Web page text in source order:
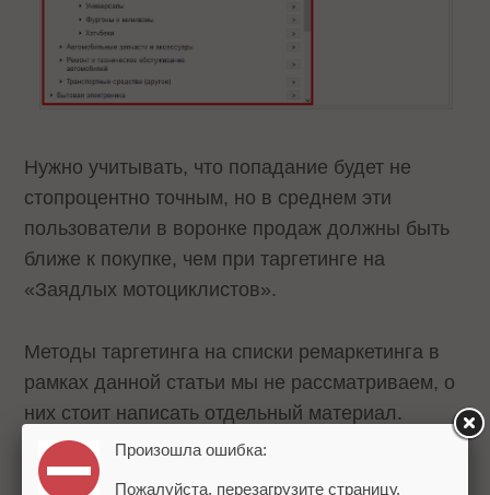
Нужно учитывать, что попадание будет не
стопроцентно точным, но в среднем эти
пользователи в воронке продаж должны быть
ближе к покупке, чем при таргетинге на
«Заядлых мотоциклистов».
Методы таргетинга на списки ремаркетинга в
рамках данной статьи мы не рассматриваем, о
них стоит написать отдельный материал.
Другие методы таргетинга
Произошла ошибка:
Пожалуйста, перезагрузите страницу.